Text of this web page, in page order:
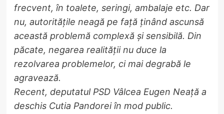
frecvent, în toalete, seringi, ambalaje etc. Dar
nu, autoritățile neagă pe față ținând ascunsă
această problemă complexă și sensibilă. Din
păcate, negarea realității nu duce la
rezolvarea problemelor, ci mai degrabă le
agravează.
Recent, deputatul PSD Vâlcea Eugen Neață a
deschis Cutia Pandorei în mod public.